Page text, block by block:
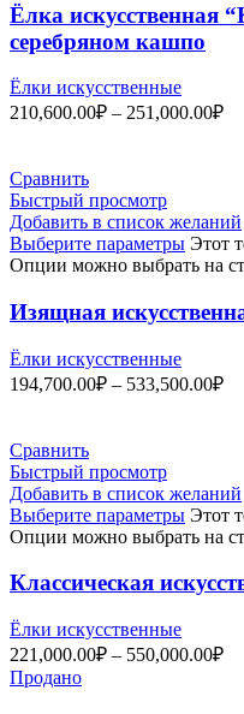
Ёлка искусственная
серебряном кашпо
Ёлки искусственные
210,600.00₽ – 251,000.00₽
Сравнить
Быстрый просмотр
Добавить в список желаний
Выберите параметры Этот
Опции можно выбрать на
Изящная
Ёлки искусственные
194,700.00₽ – 533,500.00₽
Сравнить
Быстрый просмотр
Добавить в список желаний
Выберите параметры Этот
Опции можно выбрать на
Классическая
Ёлки искусственные
221,000.00₽ – 550,000.00₽
Продано